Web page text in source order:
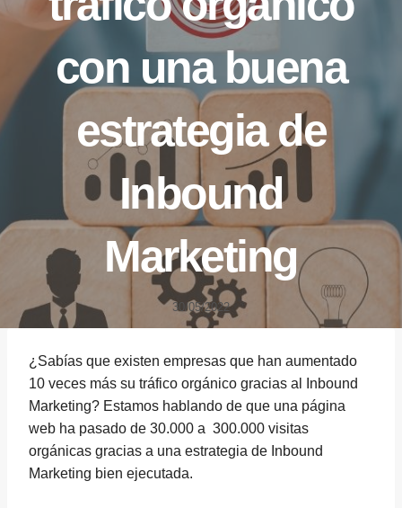
con una buena
estrategia de
Inbound
Marketing
30/05/2022
¿Sabías que existen empresas que han aumentado
10 veces más su tráfico orgánico gracias al Inbound
Marketing? Estamos hablando de que una página
web ha pasado de 30.000 a 300.000 visitas
orgánicas gracias a una estrategia de Inbound
Marketing bien ejecutada.